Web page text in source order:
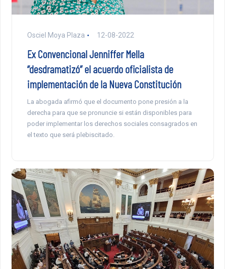
Osciel Moya Plaza 12-08-2022
Ex Convencional Jenniffer Mella
“desdramatizó” el acuerdo oficialista de
implementación de la Nueva Constitución
La abogada afirmó que el documento pone presión a la
derecha para que se pronuncie si están disponibles para
poder implementar los derechos sociales consagrados en
el texto que será plebiscitado.